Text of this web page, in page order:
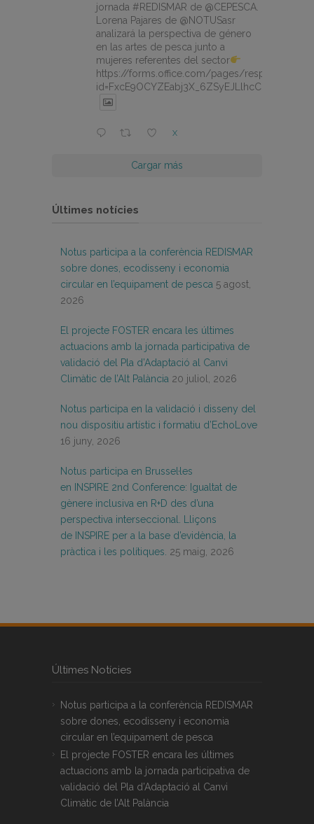
jornada #REDISMAR de @CEPESCA.
Lorena Pajares de @NOTUSasr
analizará la perspectiva de género
en las artes de pesca junto a
mujeres referentes del sector
https://forms.office.com/pages/
X
Cargar más
Últimes notícies
Notus participa a la conferència REDISMAR
sobre dones, ecodisseny i economia
circular en l’equipament de pesca 5 agost,
2026
El projecte FOSTER encara les últimes
actuacions amb la jornada participativa de
validació del Pla d’Adaptació al Canvi
Climàtic de l’Alt Palància 20 juliol, 2026
Notus participa en la validació i disseny del
nou dispositiu artístic i formatiu d’EchoLove
16 juny, 2026
Notus participa en Brussel·les
en INSPIRE 2nd Conference: Igualtat de
gènere inclusiva en R+D des d’una
perspectiva interseccional. Lliçons
de INSPIRE per a la base d’evidència, la
pràctica i les polítiques. 25 maig, 2026
Últimes Notícies
Notus participa a la conferència REDISMAR
sobre dones, ecodisseny i economia
circular en l’equipament de pesca
El projecte FOSTER encara les últimes
actuacions amb la jornada participativa de
validació del Pla d’Adaptació al Canvi
Climàtic de l’Alt Palància